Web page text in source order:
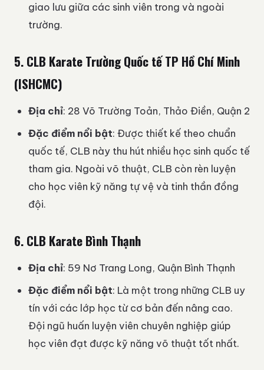
giao lưu giữa các sinh viên trong và ngoài
trường.
5.CLB Karate Trường Quốc tế TP Hồ Chí Minh
(ISHCMC)
Địa chỉ: 28 Võ Trường Toản, Thảo Điền, Quận 2
Đặc điểm nổi bật: Được thiết kế theo chuẩn
quốc tế, CLB này thu hút nhiều học sinh quốc tế
tham gia. Ngoài võ thuật, CLB còn rèn luyện
cho học viên kỹ năng tự vệ và tinh thần đồng
đội.
6.CLB Karate Bình Thạnh
Địa chỉ: 59 Nơ Trang Long, Quận Bình Thạnh
Đặc điểm nổi bật: Là một trong những CLB uy
tín với các lớp học từ cơ bản đến nâng cao.
Đội ngũ huấn luyện viên chuyên nghiệp giúp
học viên đạt được kỹ năng võ thuật tốt nhất.